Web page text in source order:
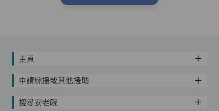
主頁
申請綜援或其他援助
搜尋安老院